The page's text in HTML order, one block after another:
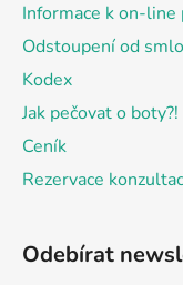
Informace k on-line
Odstoupení od
Kodex
Jak pečovat o boty?!
Ceník
Rezervace
Odebírat